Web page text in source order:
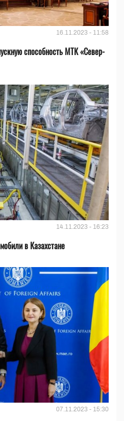
16.11.2023 - 11:58
способность МТК «Север-
14.11.2023 - 16:23
в Казахстане
07.11.2023 - 15:30